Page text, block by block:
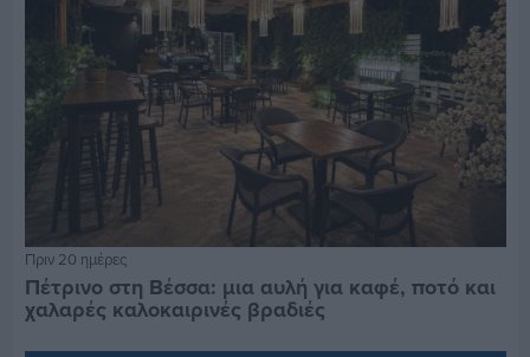
Πριν 20 ημέρες
Πέτρινο στη Βέσσα: μια αυλή για καφέ, ποτό και
χαλαρές καλοκαιρινές βραδιές